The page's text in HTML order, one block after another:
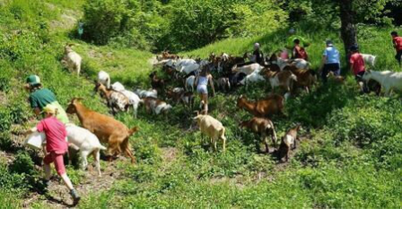
Skip to main content
Show accessibility statement